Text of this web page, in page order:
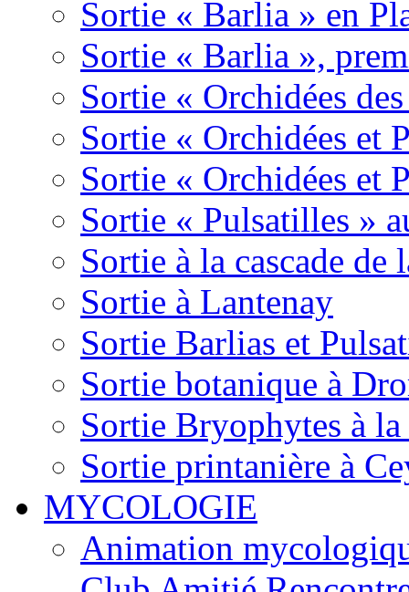
Sortie « Barlia » en
Sortie « Barlia »,
Sortie « Orchidées
Sortie « Orchidées et
Sortie « Orchidées et
Sortie « Pulsatilles »
Sortie à la cascade de
Sortie à Lantenay
Sortie Barlias et
Sortie botanique à
Sortie Bryophytes à la
Sortie printanière à
MYCOLOGIE
Animation